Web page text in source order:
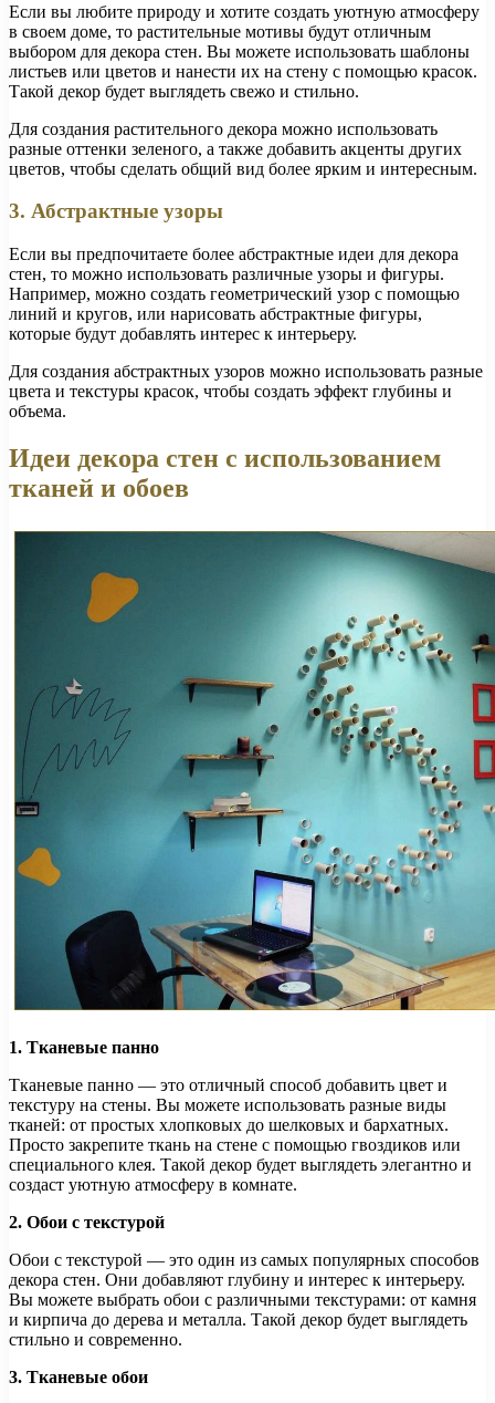
Если вы любите природу и хотите создать уютную атмосферу
в своем доме, то растительные мотивы будут отличным
выбором для декора стен. Вы можете использовать шаблоны
листьев или цветов и нанести их на стену с помощью красок.
Такой декор будет выглядеть свежо и стильно.
Для создания растительного декора можно использовать
разные оттенки зеленого, а также добавить акценты других
цветов, чтобы сделать общий вид более ярким и интересным.
3. Абстрактные узоры
Если вы предпочитаете более абстрактные идеи для декора
стен, то можно использовать различные узоры и фигуры.
Например, можно создать геометрический узор с помощью
линий и кругов, или нарисовать абстрактные фигуры,
которые будут добавлять интерес к интерьеру.
Для создания абстрактных узоров можно использовать разные
цвета и текстуры красок, чтобы создать эффект глубины и
объема.
Идеи декора стен с использованием
тканей и обоев
1. Тканевые панно
Тканевые панно — это отличный способ добавить цвет и
текстуру на стены. Вы можете использовать разные виды
тканей: от простых хлопковых до шелковых и бархатных.
Просто закрепите ткань на стене с помощью гвоздиков или
специального клея. Такой декор будет выглядеть элегантно и
создаст уютную атмосферу в комнате.
2. Обои с текстурой
Обои с текстурой — это один из самых популярных способов
декора стен. Они добавляют глубину и интерес к интерьеру.
Вы можете выбрать обои с различными текстурами: от камня
и кирпича до дерева и металла. Такой декор будет выглядеть
стильно и современно.
3. Тканевые обои